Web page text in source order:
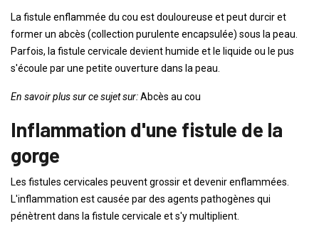
La fistule enflammée du cou est douloureuse et peut durcir et
former un abcès (collection purulente encapsulée) sous la peau.
Parfois, la fistule cervicale devient humide et le liquide ou le pus
s'écoule par une petite ouverture dans la peau.
En savoir plus sur ce sujet sur:Abcès au cou
Inflammation d'une fistule de la
gorge
Les fistules cervicales peuvent grossir et devenir enflammées.
L'inflammation est causée par des agents pathogènes qui
pénètrent dans la fistule cervicale et s'y multiplient.